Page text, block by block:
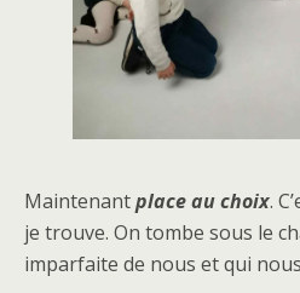
Maintenantplace au choix.
je trouve. On tombe sous le
imparfaite de nous et qui